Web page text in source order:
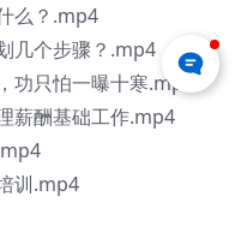
么？.mp4
几个步骤？.mp4
功只怕一曝十寒.mp4
薪酬基础工作.mp4
训.mp4